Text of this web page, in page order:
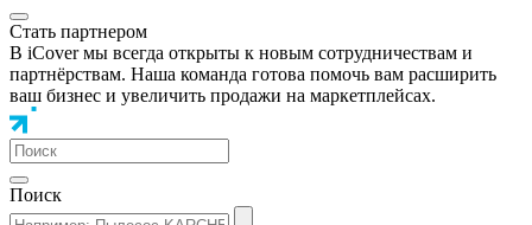
Стать партнером
В iCover мы всегда открыты к новым сотрудничествам и
партнёрствам. Наша команда готова помочь вам расширить
ваш бизнес и увеличить продажи на маркетплейсах.
Поиск